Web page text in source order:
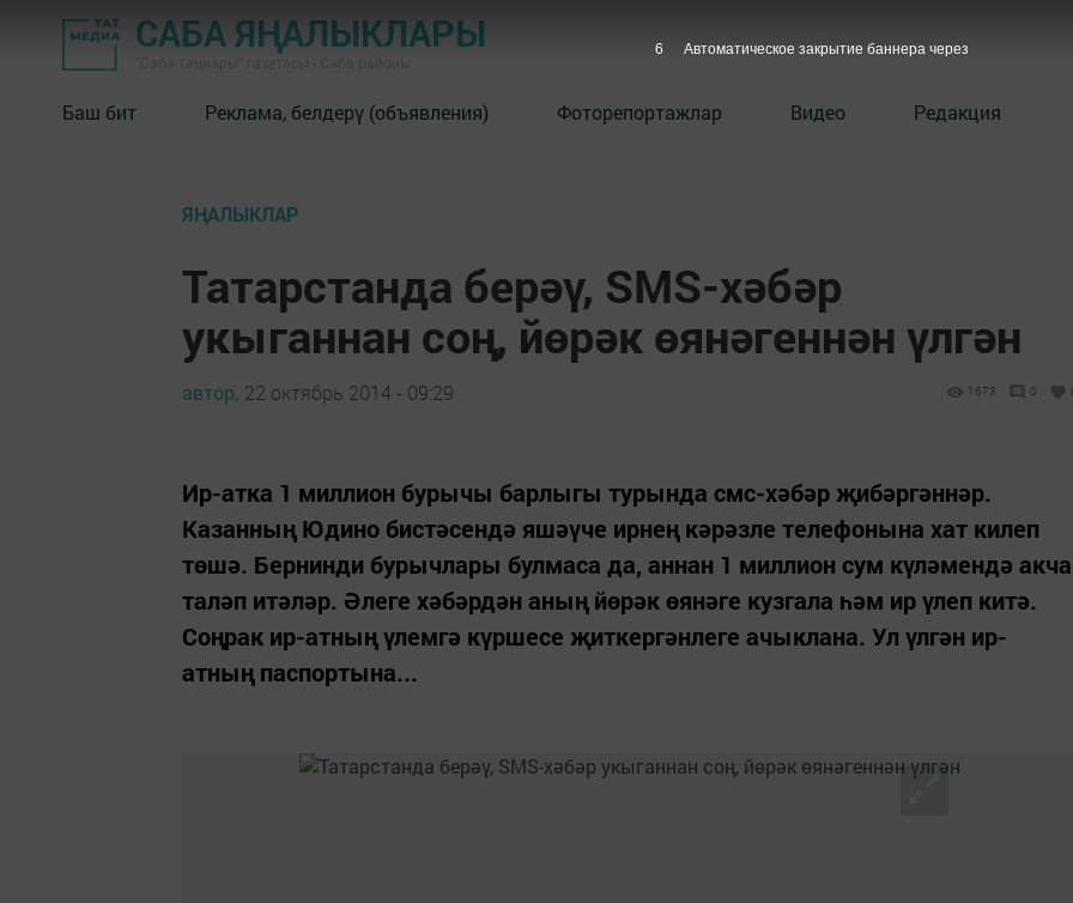
САБА ЯҢАЛЫКЛАРЫ
Баш бит Реклама, белдерү (объявления) Фоторепортажлар Видео Редакция
ЯҢАЛЫКЛАР
Татарстанда берәү, SMS-хәбәр
укыганнан соң, йөрәк өянәгеннән үлгән
автор, 22 октябрь 2014 - 09:29 1673 0
Ир-атка 1 миллион бурычы барлыгы турында смс-хәбәр җибәргәннәр.
Казанның Юдино бистәсендә яшәүче ирнең кәрәзле телефонына хат килеп
төшә. Бернинди бурычлары булмаса да, аннан 1 миллион сум күләмендә акча
таләп итәләр. Әлеге хәбәрдән аның йөрәк өянәге кузгала һәм ир үлеп китә.
Соңрак ир-атның үлемгә күршесе җиткергәнлеге ачыклана. Ул үлгән ир-
атның паспортына...
5 Автоматическое закрытие баннера через